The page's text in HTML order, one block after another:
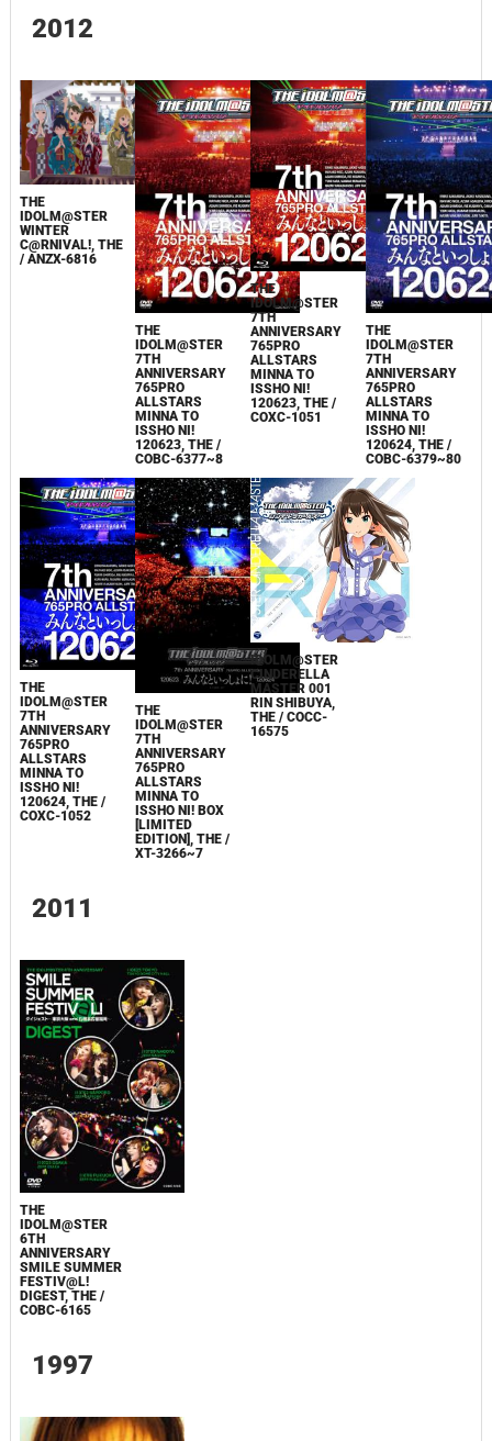
2012
THE
IDOLM@STER
WINTER
C@RNIVAL!, THE
/ ANZX-6816
THE
IDOLM@STER
7TH
ANNIVERSARY
765PRO
ALLSTARS
MINNA TO
ISSHO NI!
120623, THE /
COBC-6377~8
THE
IDOLM@STER
7TH
ANNIVERSARY
765PRO
ALLSTARS
MINNA TO
ISSHO NI!
120623, THE /
COXC-1051
THE
IDOLM@STER
7TH
ANNIVERSARY
765PRO
ALLSTARS
MINNA TO
ISSHO NI!
120624, THE /
COBC-6379~80
THE
IDOLM@STER
7TH
ANNIVERSARY
765PRO
ALLSTARS
MINNA TO
ISSHO NI!
120624, THE /
COXC-1052
THE
IDOLM@STER
7TH
ANNIVERSARY
765PRO
ALLSTARS
MINNA TO
ISSHO NI! BOX
[LIMITED
EDITION], THE /
XT-3266~7
IDOLM@STER
CINDERELLA
MASTER 001
RIN SHIBUYA,
THE / COCC-
16575
2011
THE
IDOLM@STER
6TH
ANNIVERSARY
SMILE SUMMER
FESTIV@L!
DIGEST, THE /
COBC-6165
1997